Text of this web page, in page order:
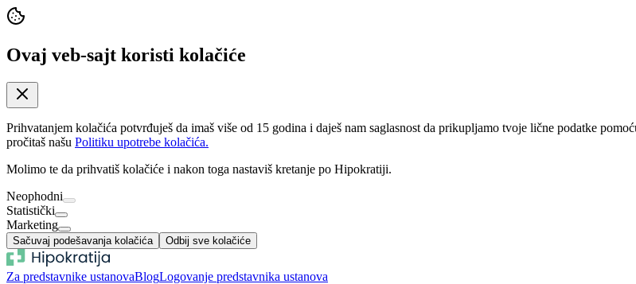
Ovaj veb-sajt koristi kolačiće
Prihvatanjem kolačića potvrđuješ da imaš više od 15 godina i daješ nam saglasnost da prikupljamo tvoje lične podatke
pročitaš našu Politiku upotrebe kolačića.
Molimo te da prihvatiš kolačiće i nakon toga nastaviš kretanje po Hipokratiji.
Neophodni
Statistički
Marketing
Sačuvaj podešavanja kolačića Odbij sve kolačiće
Za predstavnike ustanovaBlogLogovanje predstavnika ustanova